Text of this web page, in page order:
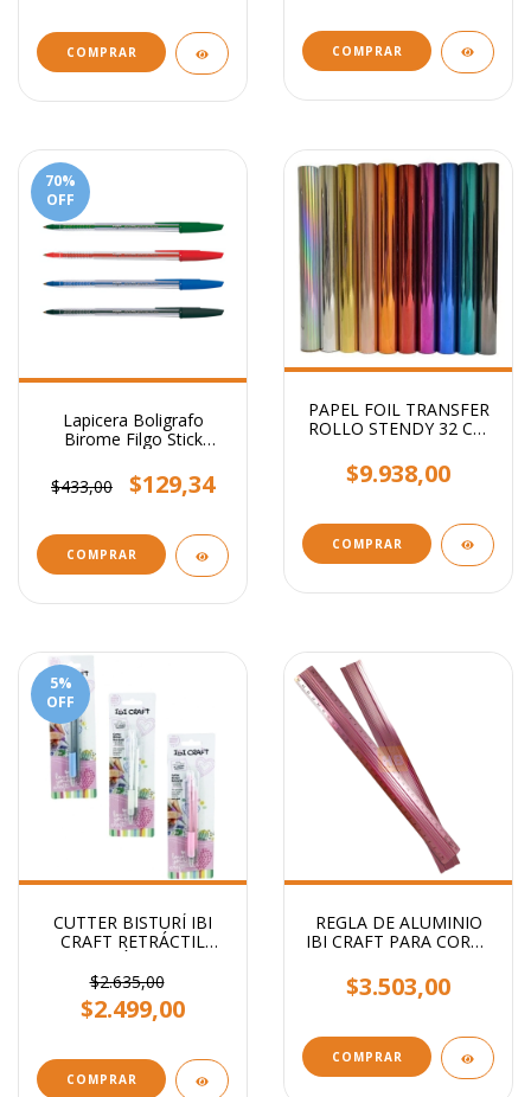
COMPRAR COMPRAR
70%
OFF
Lapicera Boligrafo
Birome Filgo Stick
$433,00
$129,34
COMPRAR
PAPEL FOIL TRANSFER
ROLLO STENDY 32 CM
$9.938,00
COMPRAR
5%
OFF
CUTTER BISTURÍ IBI
CRAFT RETRÁCTIL
BISTURI DE REPUESTO
$2.635,00
$2.499,00
REGLA DE ALUMINIO
IBI CRAFT PARA CORTE
$3.503,00